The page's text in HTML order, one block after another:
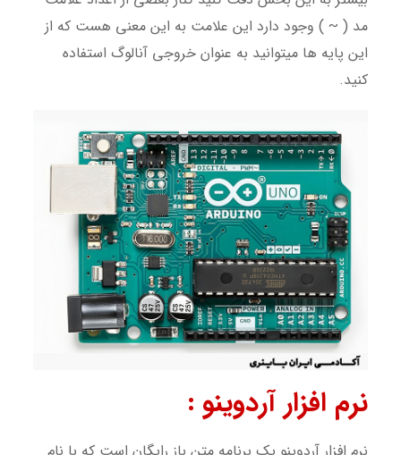
مد ( ~ ) وجود دارد این علامت به این معنی هست که از
این پایه ها میتوانید به عنوان خروجی آنالوگ استفاده
کنید.
نرم افزار آردوینو :